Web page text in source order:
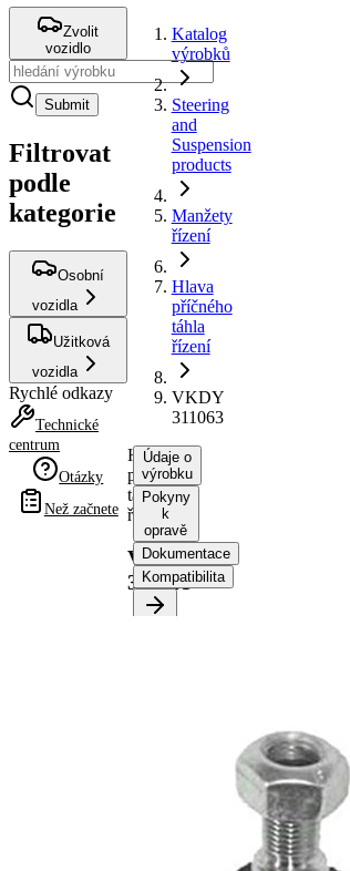
Zvolit
vozidlo
Submit
Filtrovat
podle
kategorie
Osobní
vozidla
Užitková
vozidla
Rychlé odkazy
Technické
centrum
Otázky
Než začnete
Katalog
výrobků
Steering
and
Suspension
products
Manžety
řízení
Hlava
příčného
táhla
řízení
VKDY
311063
Hlava
příčného
táhla
řízení
VKDY
311063
Údaje o
výrobku
Pokyny
k
opravě
Dokumentace
Kompatibilita
M10 x 1
mm
syntetickým
tukem